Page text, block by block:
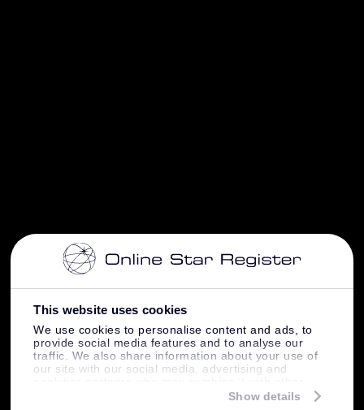
This website uses cookies
We use cookies to personalise content and ads, to
provide social media features and to analyse our
traffic. We also share information about your use of
our site with our social media, advertising and
information that you’ve provided to them or that
Show details